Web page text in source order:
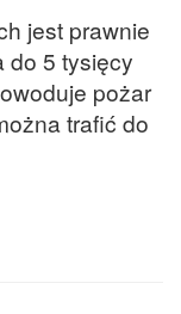
jest prawnie
do 5 tysięcy
pożar
trafić do